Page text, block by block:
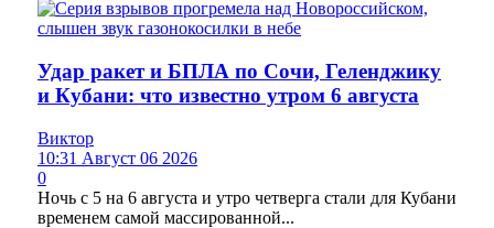
Удар ракет и БПЛА по Сочи, Геленджику
и Кубани: что известно утром 6 августа
Виктор
10:31 Август 06 2026
0
Ночь с 5 на 6 августа и утро четверга стали для Кубани
временем самой массированной...